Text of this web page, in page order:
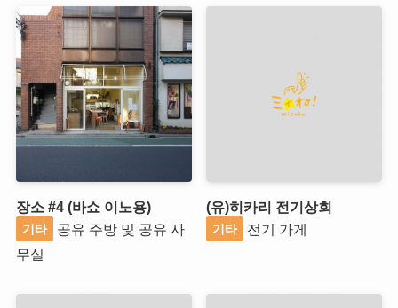
장소 #4 (바쇼 이노용)
기타
공유 주방 및 공유 사
무실
(유)히카리 전기상회
기타 전기 가게